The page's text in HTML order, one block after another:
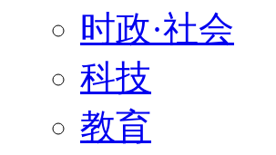
时政·社会
科技
教育